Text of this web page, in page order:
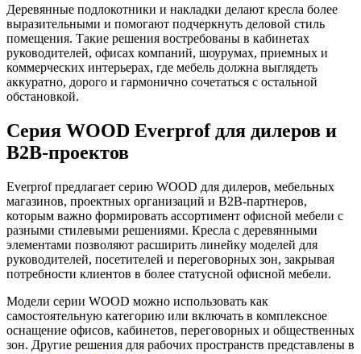
Деревянные подлокотники и накладки делают кресла более
выразительными и помогают подчеркнуть деловой стиль
помещения. Такие решения востребованы в кабинетах
руководителей, офисах компаний, шоурумах, приемных и
коммерческих интерьерах, где мебель должна выглядеть
аккуратно, дорого и гармонично сочетаться с остальной
обстановкой.
Серия WOOD Everprof для дилеров и
B2B-проектов
Everprof предлагает серию WOOD для дилеров, мебельных
магазинов, проектных организаций и B2B-партнеров,
которым важно формировать ассортимент офисной мебели с
разными стилевыми решениями. Кресла с деревянными
элементами позволяют расширить линейку моделей для
руководителей, посетителей и переговорных зон, закрывая
потребности клиентов в более статусной офисной мебели.
Модели серии WOOD можно использовать как
самостоятельную категорию или включать в комплексное
оснащение офисов, кабинетов, переговорных и общественных
зон. Другие решения для рабочих пространств представлены в